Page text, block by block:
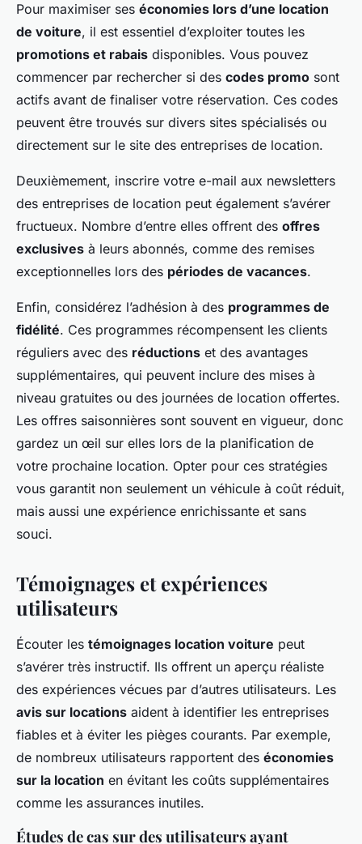
Pour maximiser ses économies lors d’une location
de voiture, il est essentiel d’exploiter toutes les
promotions et rabais disponibles. Vous pouvez
commencer par rechercher si des codes promo sont
actifs avant de finaliser votre réservation. Ces codes
peuvent être trouvés sur divers sites spécialisés ou
directement sur le site des entreprises de location.
Deuxièmement, inscrire votre e-mail aux newsletters
des entreprises de location peut également s’avérer
fructueux. Nombre d’entre elles offrent des offres
exclusives à leurs abonnés, comme des remises
exceptionnelles lors des périodes de vacances.
Enfin, considérez l’adhésion à des programmes de
fidélité. Ces programmes récompensent les clients
réguliers avec des réductions et des avantages
supplémentaires, qui peuvent inclure des mises à
niveau gratuites ou des journées de location offertes.
Les offres saisonnières sont souvent en vigueur, donc
gardez un œil sur elles lors de la planification de
votre prochaine location. Opter pour ces stratégies
vous garantit non seulement un véhicule à coût réduit,
mais aussi une expérience enrichissante et sans
souci.
Témoignages et expériences
utilisateurs
Écouter les témoignages location voiture peut
s’avérer très instructif. Ils offrent un aperçu réaliste
des expériences vécues par d’autres utilisateurs. Les
avis sur locations aident à identifier les entreprises
fiables et à éviter les pièges courants. Par exemple,
de nombreux utilisateurs rapportent des économies
sur la location en évitant les coûts supplémentaires
comme les assurances inutiles.
Études de cas sur des utilisateurs ayant